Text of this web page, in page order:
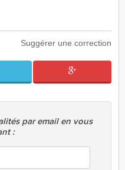
Suggérer une correction
par email en vous
: